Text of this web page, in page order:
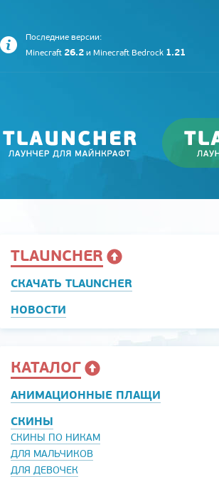
Последние версии:
Minecraft 26.2 и Minecraft Bedrock 1.21
TLAUNCHER
СКАЧАТЬ TLAUNCHER
НОВОСТИ
КАТАЛОГ
АНИМАЦИОННЫЕ ПЛАЩИ
СКИНЫ
СКИНЫ ПО НИКАМ
ДЛЯ МАЛЬЧИКОВ
ДЛЯ ДЕВОЧЕК